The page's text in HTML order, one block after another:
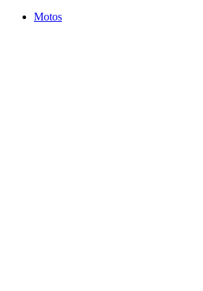
Motos